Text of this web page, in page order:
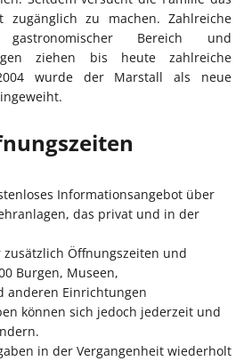
zugänglich zu machen. Zahlreiche
Bereich und
ziehen bis heute zahlreiche
wurde der Marstall als neue
Informationsangebot über
das privat und in der
Öffnungszeiten und
Burgen, Museen,
anderen Einrichtungen
können sich jedoch jederzeit und
in der Vergangenheit wiederholt